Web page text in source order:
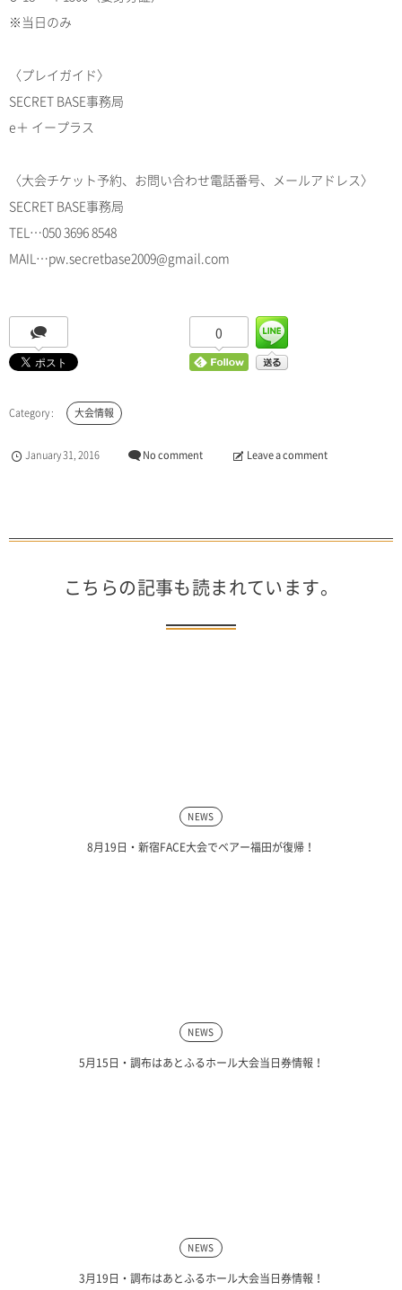
※当日のみ
〈プレイガイド〉
SECRET BASE事務局
e＋ イープラス
〈大会チケット予約、お問い合わせ電話番号、メールアドレス〉
SECRET BASE事務局
TEL…050 3696 8548
MAIL…pw.secretbase2009@gmail.com
0
大会情報
January31,2016 No comment Leave a comment
こちらの記事も読まれています。
NEWS
8月19日・新宿FACE大会でベアー福田が復帰！
NEWS
5月15日・調布はあとふるホール大会当日券情報！
NEWS
3月19日・調布はあとふるホール大会当日券情報！